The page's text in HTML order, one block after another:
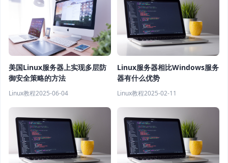
美国Linux服务器上实现多层防
御安全策略的方法
Linux教程2025-06-04
Linux服务器相比Windows服务
器有什么优势
Linux教程2025-02-11